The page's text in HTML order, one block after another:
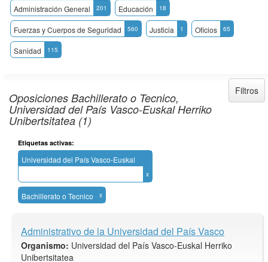
Administración General 201 Educación 18
Fuerzas y Cuerpos de Seguridad 560 Justicia 1 Oficios 65
Sanidad 115
Oposiciones Bachillerato o Tecnico,
Universidad del País Vasco-Euskal Herriko
Unibertsitatea (1)
Filtros
Etiquetas activas:
Universidad del País Vasco-Euskal
Herriko Unibertsitatea
x
Bachillerato o Tecnico x
Administrativo de la Universidad del País Vasco
Organismo: Universidad del País Vasco-Euskal Herriko
Unibertsitatea